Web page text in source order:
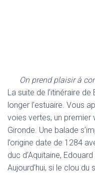
On prend plaisir à
La suite de l’itinéraire
longer l’estuaire. Vous
voies vertes, un premier
Gironde. Une balade
l’origine date de 1284
duc d’Aquitaine,
Aujourd’hui, si le clou